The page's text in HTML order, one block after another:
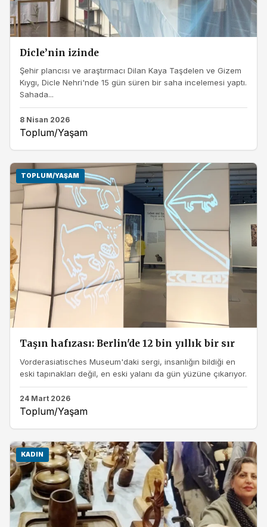
Dicle’nin izinde
Şehir plancısı ve araştırmacı Dilan Kaya Taşdelen ve Gizem
Kıygı, Dicle Nehri'nde 15 gün süren bir saha incelemesi yaptı.
Sahada...
8 Nisan 2026
Toplum/Yaşam
TOPLUM/YAŞAM
Taşın hafızası: Berlin'de 12 bin yıllık bir sır
Vorderasiatisches Museum'daki sergi, insanlığın bildiği en
eski tapınakları değil, en eski yalanı da gün yüzüne çıkarıyor.
24 Mart 2026
Toplum/Yaşam
KADIN